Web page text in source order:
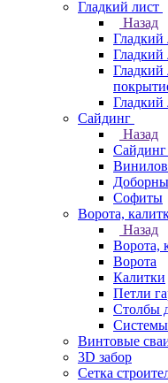
Гладкий лист
Назад
Гладкий
Гладкий
Гладкий
Сайдинг
Назад
Сайдинг
Софиты
Ворота,
Назад
Ворота,
Ворота
Калитки
Петли
Столбы
Системы
Винтовые
3D забор
Сетка